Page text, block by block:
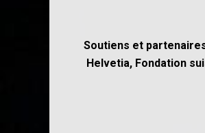
Soutiens et
Helvetia, Fondation